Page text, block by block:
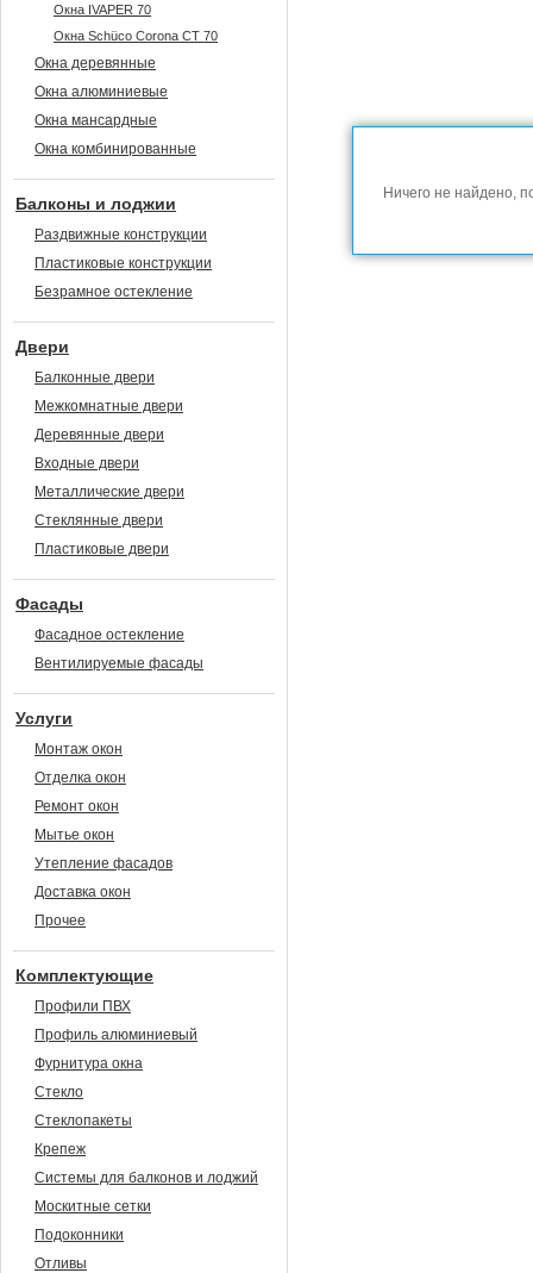
Окна IVAPER 70
Окна Sсhüco Corona CT 70
Окна деревянные
Окна алюминиевые
Окна мансардные
Окна комбинированные
Балконы и лоджии
Раздвижные конструкции
Пластиковые конструкции
Безрамное остекление
Двери
Балконные двери
Межкомнатные двери
Деревянные двери
Входные двери
Металлические двери
Стеклянные двери
Пластиковые двери
Фасады
Фасадное остекление
Вентилируемые фасады
Услуги
Монтаж окон
Отделка окон
Ремонт окон
Мытье окон
Утепление фасадов
Доставка окон
Прочее
Комплектующие
Профили ПВХ
Профиль алюминиевый
Фурнитура окна
Стекло
Стеклопакеты
Крепеж
Системы для балконов и лоджий
Москитные сетки
Подоконники
Отливы
Ничего не найдено,